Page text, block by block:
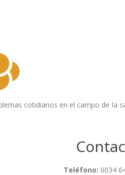
cotidianos en el campo de la
Teléfono: 0034